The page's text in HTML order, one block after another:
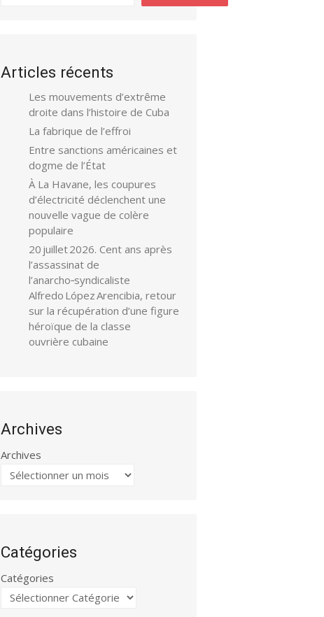
Articles récents
Les mouvements d’extrême
droite dans l’histoire de Cuba
La fabrique de l’effroi
Entre sanctions américaines et
dogme de l’État
À La Havane, les coupures
d’électricité déclenchent une
nouvelle vague de colère
populaire
20 juillet 2026. Cent ans après
l’assassinat de
l’anarcho‑syndicaliste
Alfredo López Arencibia, retour
sur la récupération d’une figure
héroïque de la classe
ouvrière cubaine
Archives
Archives
Catégories
Catégories